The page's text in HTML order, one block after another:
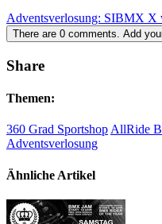
Adventsverlosung: SIBMX X
There are 0 comments. Add
Share
Themen:
360 Grad SportshopAllRide
Adventsverlosung
Ähnliche Artikel